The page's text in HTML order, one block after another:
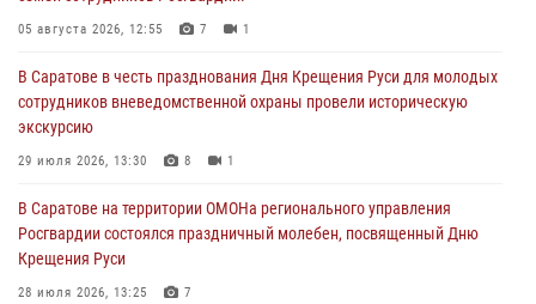
05 августа 2026, 12:55 7 1
В Саратове в честь празднования Дня Крещения Руси для молодых
сотрудников вневедомственной охраны провели историческую
экскурсию
29 июля 2026, 13:30 8 1
В Саратове на территории ОМОНа регионального управления
Росгвардии состоялся праздничный молебен, посвященный Дню
Крещения Руси
28 июля 2026, 13:25 7